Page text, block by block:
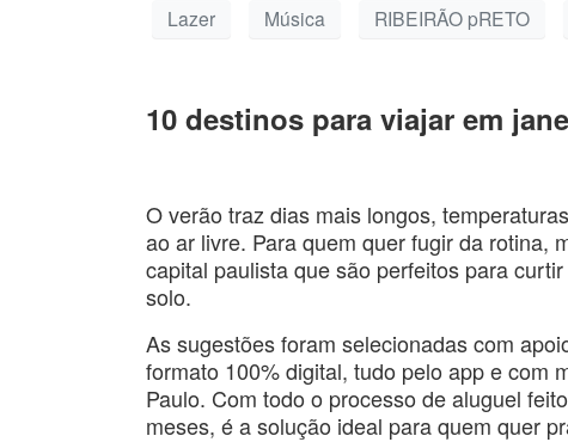
Lazer Música RIBEIRÃO pRETO
10 destinos para viajar em
O verão traz dias mais longos,
ao ar livre. Para quem quer fugir da rotina,
capital paulista que são perfeitos para
solo.
As sugestões foram selecionadas com
formato 100% digital, tudo pelo app e com
Paulo. Com todo o processo de aluguel
meses, é a solução ideal para quem quer